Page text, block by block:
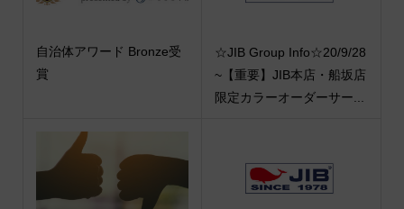
自治体アワード Bronze受
賞
☆JIB Group Info☆20/9/28
~【重要】JIB本店・船坂店
限定カラーオーダーサー...